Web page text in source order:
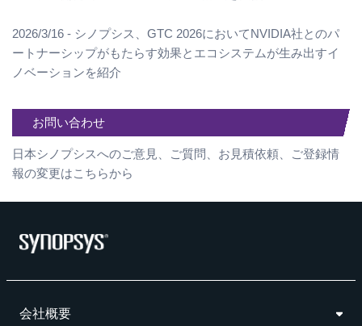
2026/3/16 - シノプシス、GTC 2026においてNVIDIA社とのパ
ートナーシップがもたらす効果とエコシステムが生み出すイ
ノベーションを紹介
お問い合わせ
日本シノプシスへのご意見、ご質問、お見積依頼、ご登録情
報の変更はこちらから
会社概要